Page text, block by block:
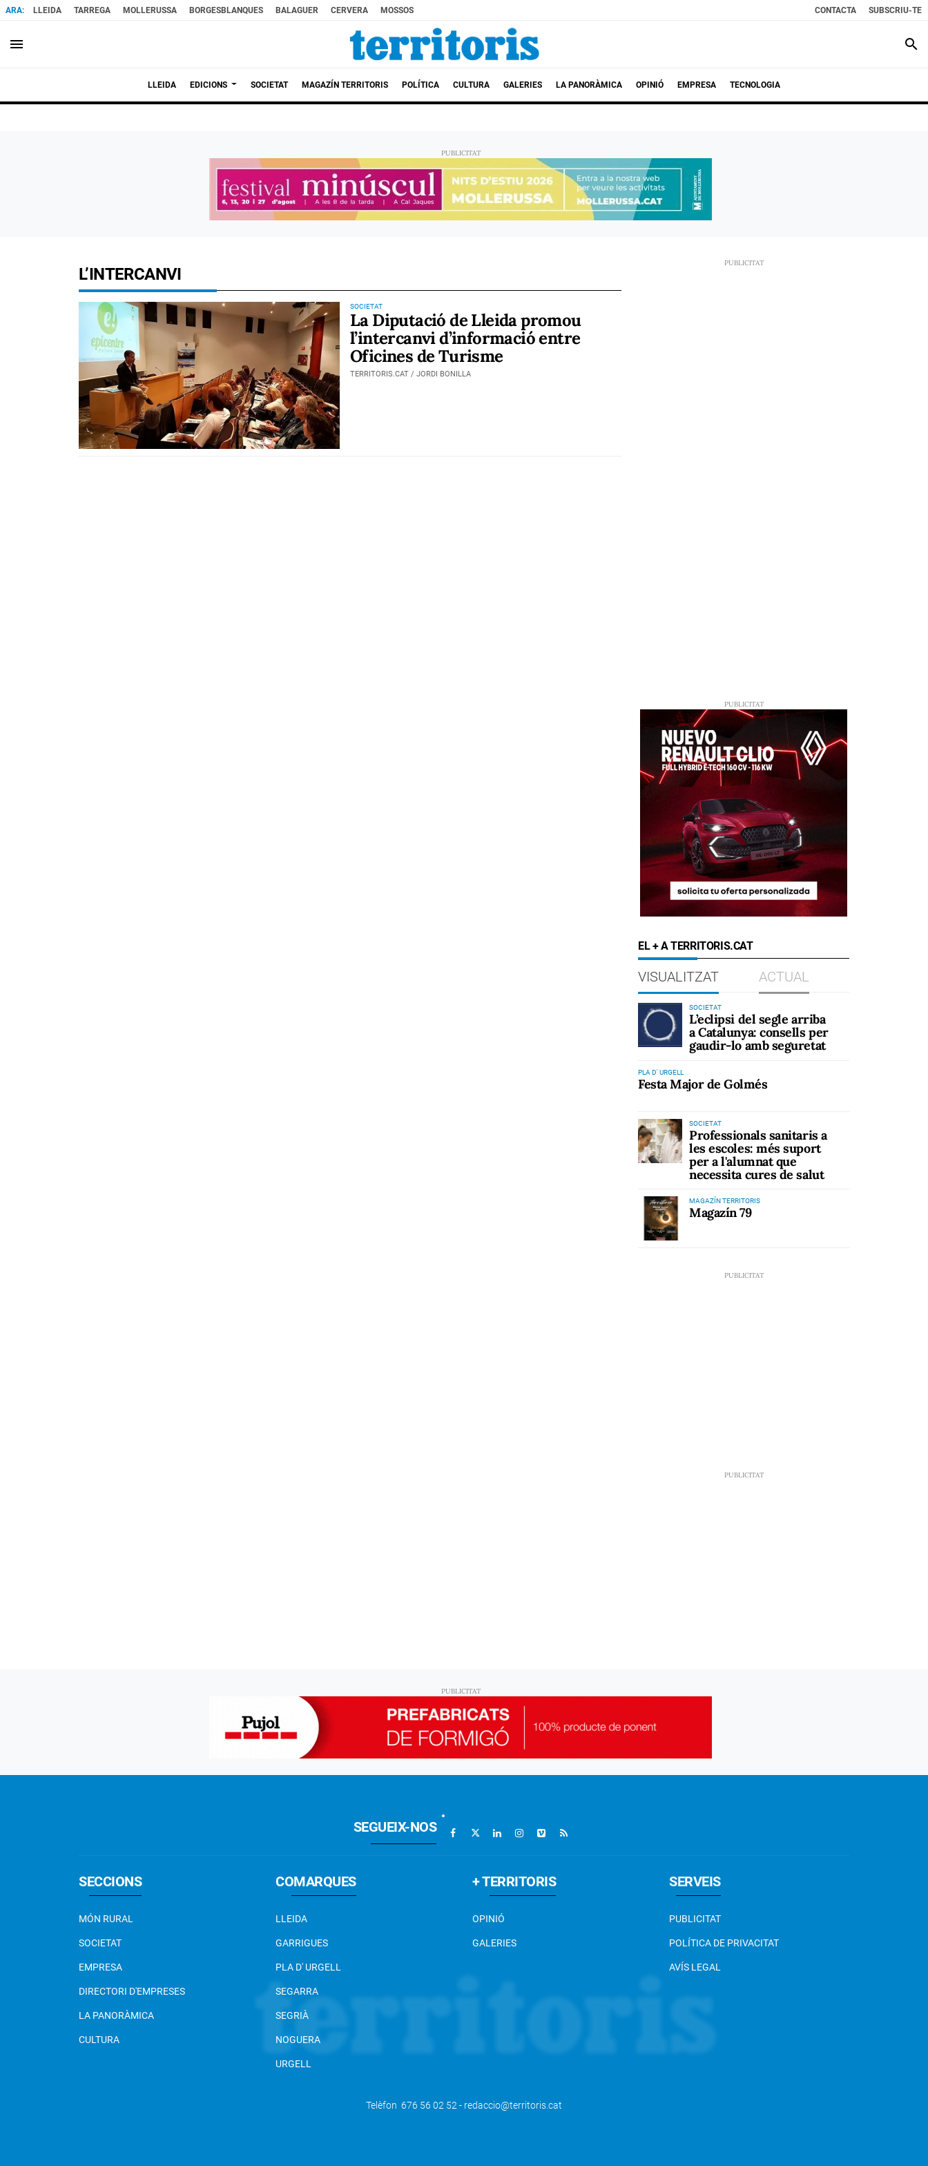
LLEIDA TARREGA MOLLERUSSA BORGESBLANQUES BALAGUER CERVERA MOSSOS CONTACTA SUBSCRIU-TE
menu search
LLEIDA EDICIONS SOCIETAT MAGAZÍN TERRITORIS POLÍTICA CULTURA GALERIES LA PANORÀMICA OPINIÓ EMPRESA TECNOLOGIA
L’INTERCANVI
SOCIETAT
La Diputació de Lleida promou
l’intercanvi d’informació entre
Oficines de Turisme
TERRITORIS.CAT / JORDI BONILLA
EL + A TERRITORIS.CAT
VISUALITZAT ACTUAL
SOCIETAT
L’eclipsi del segle arriba
a Catalunya: consells per
gaudir-lo amb seguretat
PLA D' URGELL
Festa Major de Golmés
SOCIETAT
Professionals sanitaris a
les escoles: més suport
per a l'alumnat que
necessita cures de salut
MAGAZÍN TERRITORIS
Magazín 79
SEGUEIX-NOS
SECCIONS
MÓN RURAL
SOCIETAT
EMPRESA
DIRECTORI D'EMPRESES
LA PANORÀMICA
CULTURA
COMARQUES
LLEIDA
GARRIGUES
PLA D' URGELL
SEGARRA
SEGRIÀ
NOGUERA
URGELL
+ TERRITORIS
OPINIÓ
GALERIES
SERVEIS
PUBLICITAT
POLÍTICA DE PRIVACITAT
AVÍS LEGAL
Telèfon 676 56 02 52 - redaccio@territoris.cat